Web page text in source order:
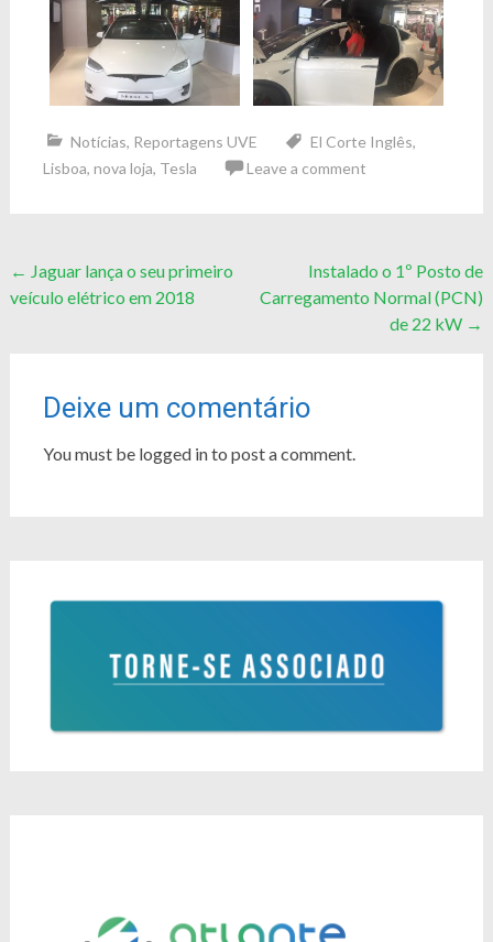
Notícias, Reportagens UVE El Corte Inglês,
Lisboa, nova loja, Tesla Leave a comment
Post
navigation
← Jaguar lança o seu primeiro
veículo elétrico em 2018
Instalado o 1º Posto de
Carregamento Normal (PCN)
de 22 kW →
Deixe um comentário
You must be logged in to post a comment.